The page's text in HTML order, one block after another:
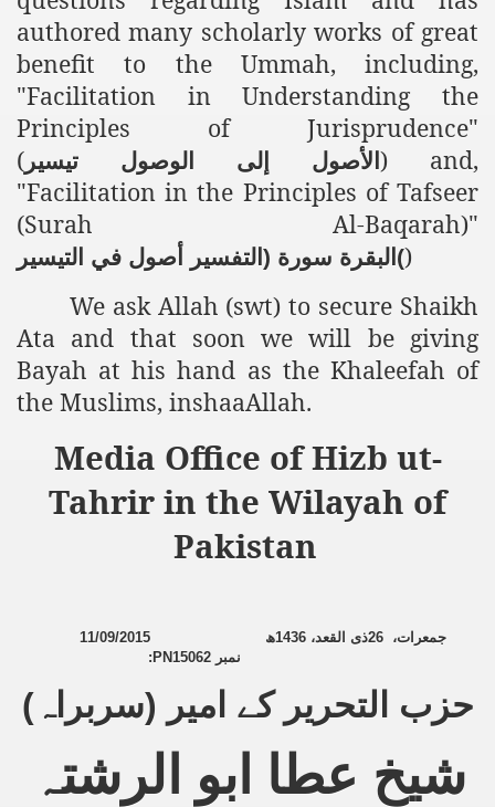
authored many scholarly works of great
benefit to the Ummah, including,
"Facilitation in Understanding the
Principles of Jurisprudence"
( تيسير الوصول إلى الأصول ) and,
"Facilitation in the Principles of Tafseer
(Surah Al-Baqarah)"
التيسير في أصول التفسير ( سورة البقرة ))
We ask Allah (swt) to secure Shaikh
Ata and that soon we will be giving
Bayah at his hand as the Khaleefah of
the Muslims, inshaaAllah.
Media Office of Hizb ut-
Tahrir in the Wilayah of
Pakistan
جمعرات، 26ذی القعد، 1436ھ
11/09/2015
نمبر PN15062
:
حزب التحریر کے امیر (سربراہ)
شیخ عطا ابو الرشتہ
By attempting to Implicate Hizb ut Tahrir in Militant
of Khilafah Confirms Regimes Weakening Position
Raheel
National Action Plan is a Plan to Suppress Islam
Delivers Its Strong Condemnation to Bangladeshi
Hasina Wajid
Muhammad Owais Must Be Freed Immediately
is the Duty of Pakistan Armed Forces